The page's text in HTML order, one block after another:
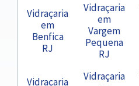
Vidraçaria
em
Benfica
RJ
Vidraçaria
em
Vargem
Pequena
RJ
Vidraçaria
Vidraçaria